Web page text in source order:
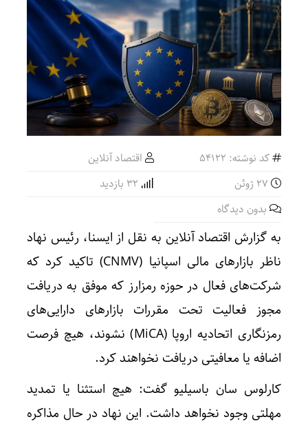
کد نوشته: 54122
اقتصاد آنلاین
بدون دیدگاه
به گزارش اقتصاد آنلاین به نقل از ایسنا، رئیس نهاد
ناظر بازارهای مالی اسپانیا (CNMV) تاکید کرد که
شرکت‌های فعال در حوزه رمزارز که موفق به دریافت
مجوز فعالیت تحت مقررات بازارهای دارایی‌های
رمزنگاری اتحادیه اروپا (MiCA) نشوند، هیچ فرصت
اضافه یا معافیتی دریافت نخواهند کرد.
کارلوس سان باسیلیو گفت: هیچ استثنا یا تمدید
مهلتی وجود نخواهد داشت. این نهاد در حال مذاکره